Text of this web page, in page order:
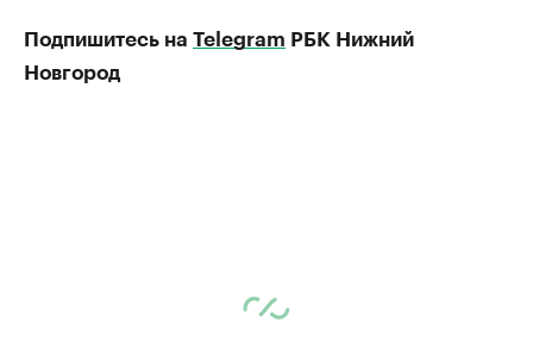
Подпишитесь на Telegram РБК Нижний
Новгород